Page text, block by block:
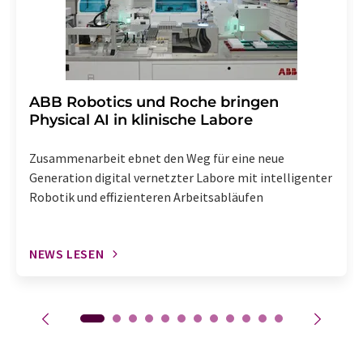
​​​​​​​ABB Robotics und Roche bringen
Physical AI in klinische Labore
Zusammenarbeit ebnet den Weg für eine neue
Generation digital vernetzter Labore mit intelligenter
Robotik und effizienteren Arbeitsabläufen
NEWS LESEN